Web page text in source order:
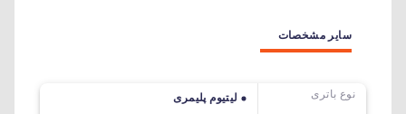
سایر مشخصات
نوع باتری لیتیوم پلیمری